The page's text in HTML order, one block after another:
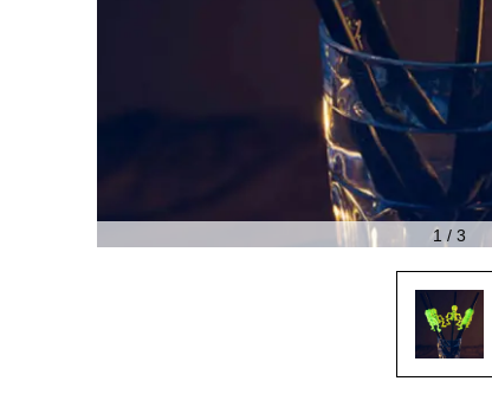
1 / 3